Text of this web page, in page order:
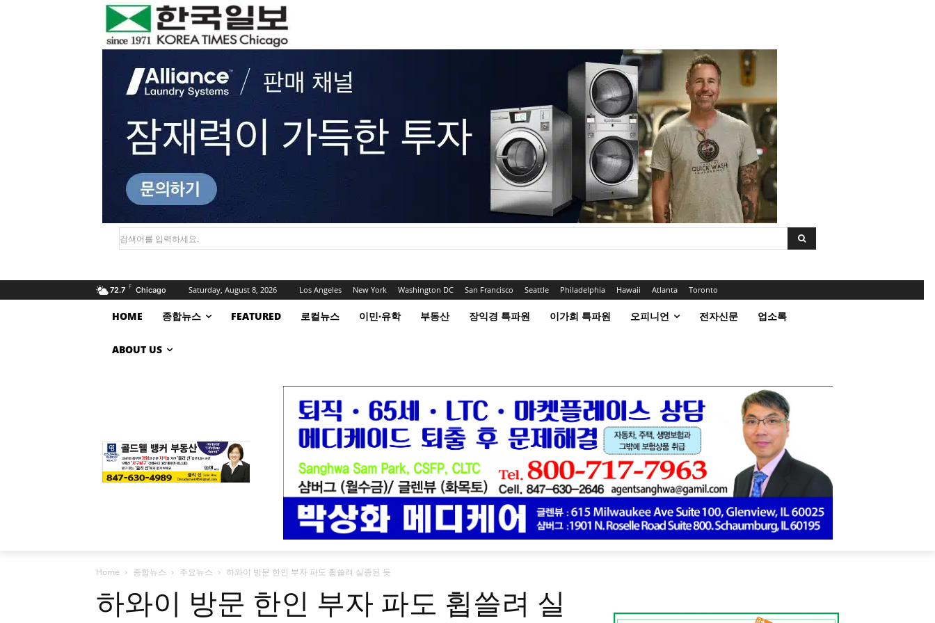
검색어를 입력하세요.
72.7 F Chicago Saturday, August 8, 2026 Los Angeles New York Washington DC San Francisco Seattle Philadelphia Hawaii Atlanta Toronto
HOME 종합뉴스 FEATURED 로컬뉴스 이민·유학 부동산 장익경 특파원 이가희 특파원 오피니언 전자신문 업소록
ABOUT US
Home 종합뉴스 주요뉴스 하와이 방문 한인 부자 파도 휩쓸려 실종된 듯
하와이 방문 한인 부자 파도 휩쓸려 실